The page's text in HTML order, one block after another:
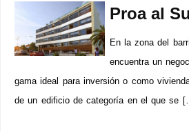
Proa al
En la zona del
encuentra un
gama ideal para inversión o como
de un edificio de categoría en el que se